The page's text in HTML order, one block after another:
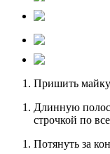
Пришить
Длинную
строчкой по
Потянуть за